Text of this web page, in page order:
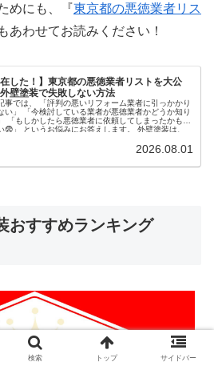
めにも、『東京都の悪徳業者リス
あわせてお読みください！
在した！】東京都の悪徳業者リストを大公
壁塗装で失敗しない方法
の悪いリフォーム業者に引っかかり
い」 「今検討している業者が悪徳業者かどうか知り
「もしかしたら悪徳業者に依頼してしまったかもし
えします。 外壁塗装は、
2026.08.01
おすすめランキング
検索 トップ サイドバー